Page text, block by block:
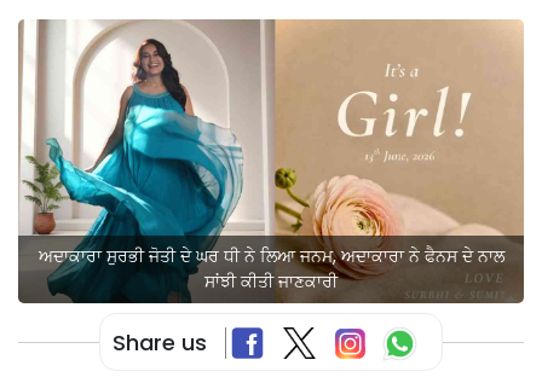
ਅਦਾਕਾਰਾ ਸੁਰਭੀ ਜੋਤੀ ਦੇ ਘਰ ਧੀ ਨੇ ਲਿਆ ਜਨਮ, ਅਦਾਕਾਰਾ ਨੇ ਫੈਨਸ ਦੇ ਨਾਲ
ਸਾਂਝੀ ਕੀਤੀ ਜਾਣਕਾਰੀ
Share us